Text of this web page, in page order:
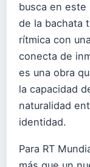
busca en este
de la bachata
rítmica con
conecta de
es una obra
la capacidad
naturalidad
identidad.
Para RT